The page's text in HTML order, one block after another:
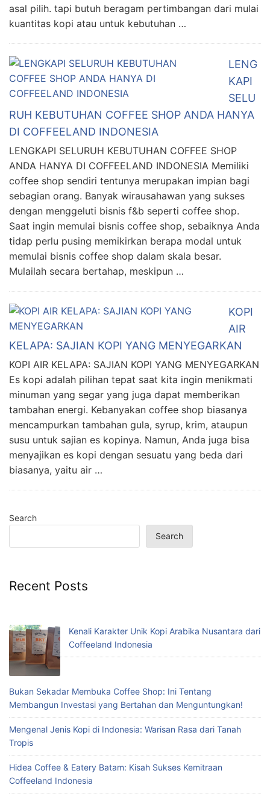
asal pilih. tapi butuh beragam pertimbangan dari mulai
kuantitas kopi atau untuk kebutuhan …
LENG
KAPI
SELU
RUH KEBUTUHAN COFFEE SHOP ANDA HANYA
DI COFFEELAND INDONESIA
LENGKAPI SELURUH KEBUTUHAN COFFEE SHOP
ANDA HANYA DI COFFEELAND INDONESIA Memiliki
coffee shop sendiri tentunya merupakan impian bagi
sebagian orang. Banyak wirausahawan yang sukses
dengan menggeluti bisnis f&b seperti coffee shop.
Saat ingin memulai bisnis coffee shop, sebaiknya Anda
tidap perlu pusing memikirkan berapa modal untuk
memulai bisnis coffee shop dalam skala besar.
Mulailah secara bertahap, meskipun …
KOPI
AIR
KELAPA: SAJIAN KOPI YANG MENYEGARKAN
KOPI AIR KELAPA: SAJIAN KOPI YANG MENYEGARKAN
Es kopi adalah pilihan tepat saat kita ingin menikmati
minuman yang segar yang juga dapat memberikan
tambahan energi. Kebanyakan coffee shop biasanya
mencampurkan tambahan gula, syrup, krim, ataupun
susu untuk sajian es kopinya. Namun, Anda juga bisa
menyajikan es kopi dengan sesuatu yang beda dari
biasanya, yaitu air …
Search
Search
Recent Posts
Kenali Karakter Unik Kopi Arabika Nusantara dari
Coffeeland Indonesia
Bukan Sekadar Membuka Coffee Shop: Ini Tentang
Membangun Investasi yang Bertahan dan Menguntungkan!
Mengenal Jenis Kopi di Indonesia: Warisan Rasa dari Tanah
Tropis
Hidea Coffee & Eatery Batam: Kisah Sukses Kemitraan
Coffeeland Indonesia